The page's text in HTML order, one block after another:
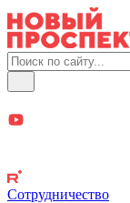
Сотрудничество